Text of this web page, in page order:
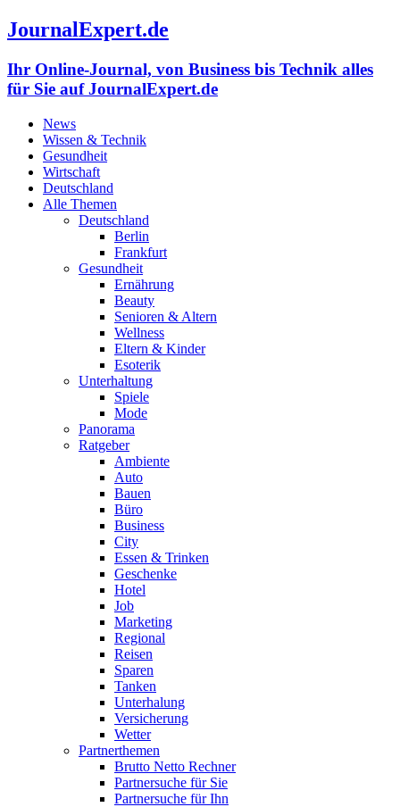
JournalExpert.de
Ihr Online-Journal, von Business bis Technik alles
für Sie auf JournalExpert.de
News
Wissen & Technik
Gesundheit
Wirtschaft
Deutschland
Alle Themen
Deutschland
Berlin
Frankfurt
Gesundheit
Ernährung
Beauty
Senioren & Altern
Wellness
Eltern & Kinder
Esoterik
Unterhaltung
Spiele
Mode
Panorama
Ratgeber
Ambiente
Auto
Bauen
Büro
Business
City
Essen & Trinken
Geschenke
Hotel
Job
Marketing
Regional
Reisen
Sparen
Tanken
Unterhalung
Versicherung
Wetter
Partnerthemen
Brutto Netto Rechner
Partnersuche für Sie
Partnersuche für Ihn